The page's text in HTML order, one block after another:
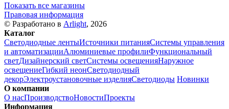
Показать все магазины
Правовая информация
© Разработано в Arlight, 2026
Каталог
Светодиодные лентыИсточники питанияСистемы управления
и автоматизацииАлюминиевые профилиФункциональный
светДизайнерский светСистемы освещенияНаружное
освещениеГибкий неонСветодиодный
декорЭлектроустановочные изделияСветодиоды Новинки
О компании
О насПроизводствоНовостиПроекты
Информация